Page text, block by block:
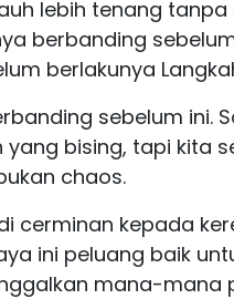
lebih tenang
berbanding
berlakunya
sebelum ini.
bising, tapi kita
chaos.
cerminan kepada
ini peluang baik
mana-mana